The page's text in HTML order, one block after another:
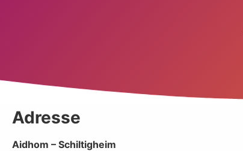
Adresse
Aidhom – Schiltigheim